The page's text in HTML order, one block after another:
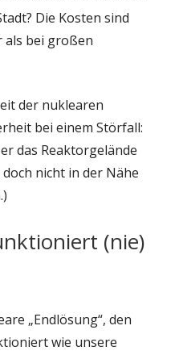
Die Kosten sind
als bei großen
der nuklearen
bei einem Störfall:
das Reaktorgelände
nicht in der Nähe
(nie)
„Endlösung“, den
wie unsere